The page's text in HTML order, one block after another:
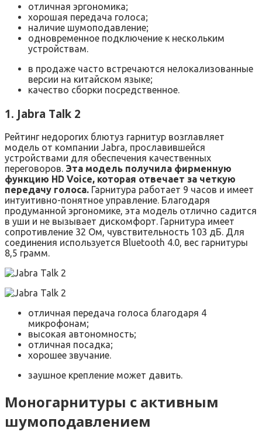
отличная эргономика;
хорошая передача голоса;
наличие шумоподавление;
одновременное подключение к нескольким
устройствам.
в продаже часто встречаются нелокализованные
версии на китайском языке;
качество сборки посредственное.
1. Jabra Talk 2
Рейтинг недорогих блютуз гарнитур возглавляет
модель от компании Jabra, прославившейся
устройствами для обеспечения качественных
переговоров. Эта модель получила фирменную
функцию HD Voice, которая отвечает за четкую
передачу голоса. Гарнитура работает 9 часов и имеет
интуитивно-понятное управление. Благодаря
продуманной эргономике, эта модель отлично садится
в уши и не вызывает дискомфорт. Гарнитура имеет
сопротивление 32 Ом, чувствительность 103 дБ. Для
соединения используется Bluetooth 4.0, вес гарнитуры
8,5 грамм.
отличная передача голоса благодаря 4
микрофонам;
высокая автономность;
отличная посадка;
хорошее звучание.
заушное крепление может давить.
Моногарнитуры с активным
шумоподавлением